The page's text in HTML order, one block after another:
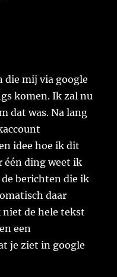
die mij via google
komen. Ik zal nu
dat was. Na lang
idee hoe ik dit
één ding weet ik
berichten die ik
daar
de hele tekst
een
je ziet in google